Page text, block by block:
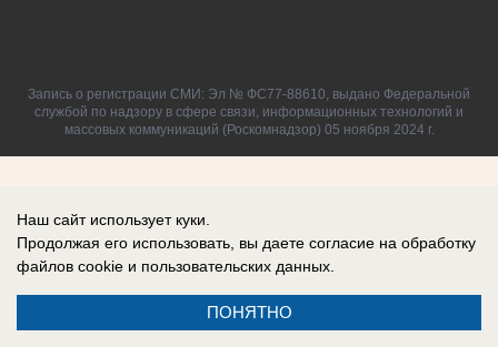
Запись о регистрации СМИ: Эл № ФС77-88610, выдано Федеральной
службой по надзору в сфере связи, информационных технологий и
массовых коммуникаций (Роскомнадзор) 05 ноября 2024 г.
Наш сайт использует куки.
Продолжая его использовать, вы даете согласие на обработку
файлов cookie и пользовательских данных.
ПОНЯТНО